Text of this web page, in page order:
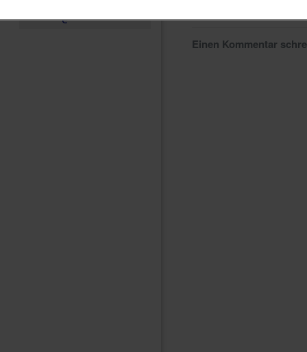
e
Einen Kommentar